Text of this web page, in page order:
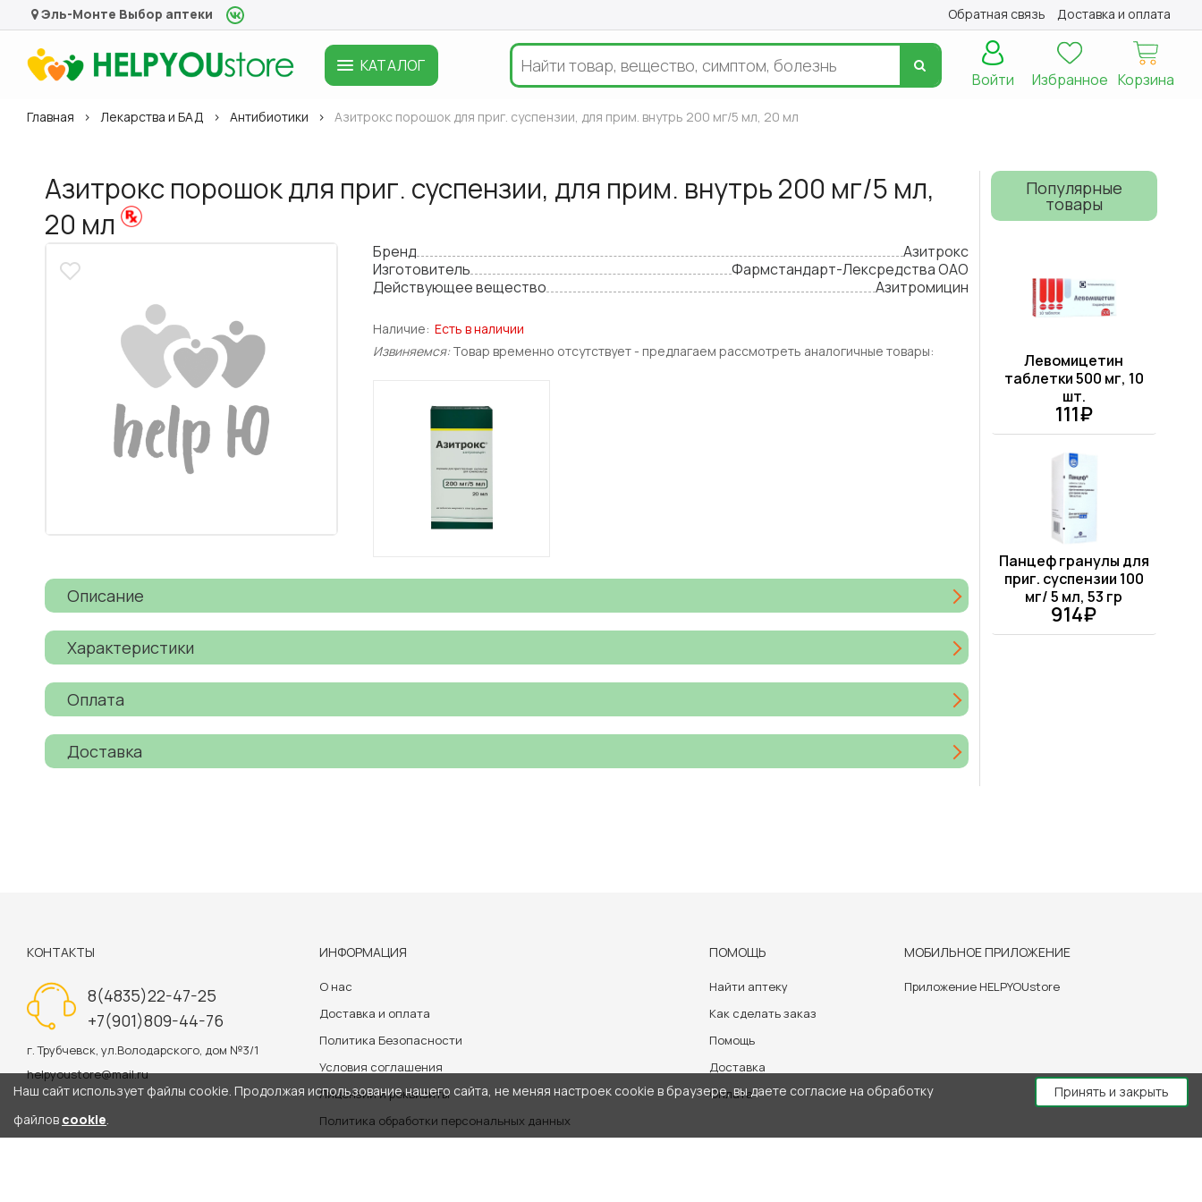
Эль-Монте Выбор аптеки Обратная связь Доставка и оплата
КАТАЛОГ
Корзина
Избранное
Войти
Главная Лекарства и БАД Антибиотики Азитрокс порошок для приг. суспензии, для прим. внутрь 200 мг/5 мл, 20 мл
Азитрокс порошок для приг. суспензии, для прим. внутрь 200 мг/5 мл,
20 мл
Бренд
Азитрокс
Изготовитель
Фармстандарт-Лексредства ОАО
Действующее вещество
Азитромицин
Наличие: Есть в наличии
Извиняемся: Товар временно отсутствует - предлагаем рассмотреть аналогичные товары:
Описание
Характеристики
Оплата
Доставка
Популярные
товары
Левомицетин
таблетки 500 мг, 10
шт.
111₽
Панцеф гранулы для
приг. суспензии 100
мг/ 5 мл, 53 гр
914₽
КОНТАКТЫ
8(4835)22-47-25
+7(901)809-44-76
г. Трубчевск, ул.Володарского, дом №3/1
helpyoustore@mail.ru
ИНФОРМАЦИЯ
О нас
Доставка и оплата
Политика Безопасности
Условия соглашения
Лицензии и реквизиты
Политика обработки персональных данных
ПОМОЩЬ
Найти аптеку
Как сделать заказ
Помощь
Доставка
Оплата
МОБИЛЬНОЕ ПРИЛОЖЕНИЕ
Приложение HELPYOUstore
Наш сайт использует файлы cookie. Продолжая использование нашего сайта, не меняя настроек cookie в браузере, вы даете согласие на обработку
файлов cookie.
Принять и закрыть